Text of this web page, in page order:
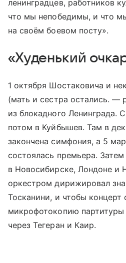
ленинградцев, работников
что мы непобедимы, и что
на своём боевом посту».
«Худенький
1 октября Шостаковича и
(мать и сестра остались. —
из блокадного Ленинграда.
потом в Куйбышев. Там в
закончена симфония, а 5
состоялась премьера.
в Новосибирске, Лондоне
оркестром дирижировал
Тосканини, и чтобы концерт
микрофотокопию партитуры
через Тегеран и Каир.